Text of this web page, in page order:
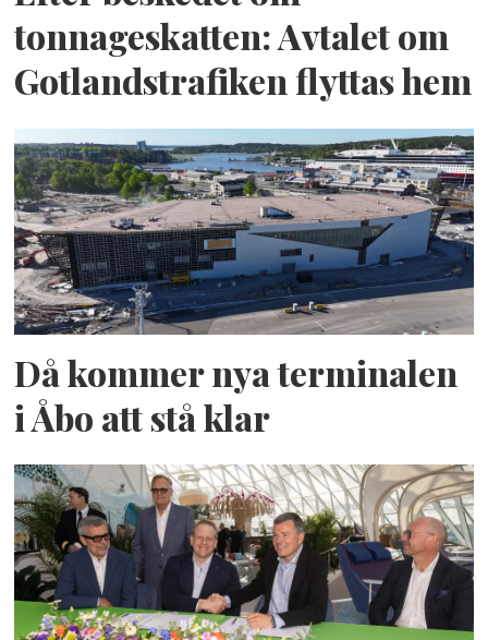
tonnageskatten: Avtalet om
Gotlandstrafiken flyttas hem
Då kommer nya terminalen
i Åbo att stå klar